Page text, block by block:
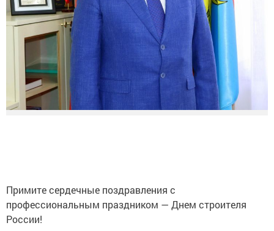
Примите сердечные поздравления с
профессиональным праздником — Днем строителя
России!